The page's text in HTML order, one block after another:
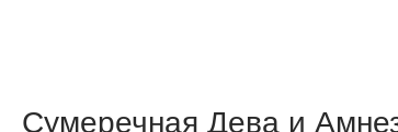
Сумеречная Дева и